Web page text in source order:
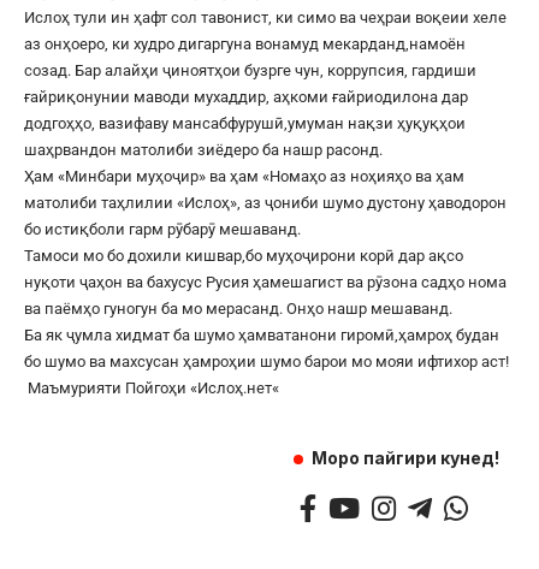
Ислоҳ тули ин ҳафт сол тавонист, ки симо ва чеҳраи воқеии хеле
аз онҳоеро, ки худро дигаргуна вонамуд мекарданд,намоён
созад. Бар алайҳи ҷиноятҳои бузрге чун, коррупсия, гардиши
ғайриқонунии маводи мухаддир, аҳкоми ғайриодилона дар
додгоҳҳо, вазифаву мансабфурушӣ,умуман нақзи ҳуқуқҳои
шаҳрвандон матолиби зиёдеро ба нашр расонд.
Ҳам «Минбари муҳоҷир» ва ҳам «Номаҳо аз ноҳияҳо ва ҳам
матолиби таҳлилии «Ислоҳ», аз ҷониби шумо дустону ҳаводорон
бо истиқболи гарм рӯбарӯ мешаванд.
Тамоси мо бо дохили кишвар,бо муҳоҷирони корӣ дар ақсо
нуқоти ҷаҳон ва бахусус Русия ҳамешагист ва рӯзона садҳо нома
ва паёмҳо гуногун ба мо мерасанд. Онҳо нашр мешаванд.
Ба як ҷумла хидмат ба шумо ҳамватанони гиромӣ,ҳамроҳ будан
бо шумо ва махсусан ҳамроҳии шумо барои мо мояи ифтихор аст!
Маъмурияти Пойгоҳи «Ислоҳ.нет«
Моро пайгири кунед!